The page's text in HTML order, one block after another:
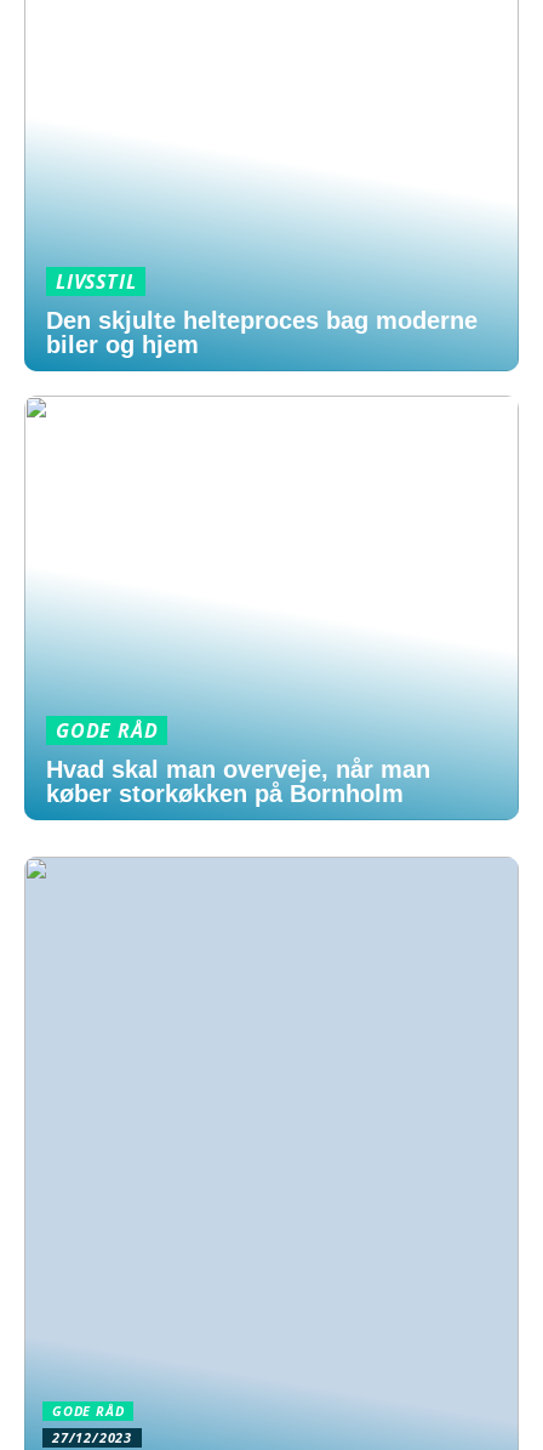
LIVSSTIL
Den skjulte helteproces bag moderne
biler og hjem
GODE RÅD
Hvad skal man overveje, når man
køber storkøkken på Bornholm
GODE RÅD
27/12/2023